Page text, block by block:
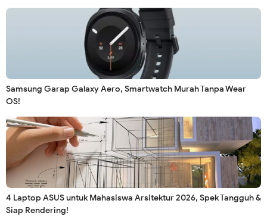
Samsung Garap Galaxy Aero, Smartwatch Murah Tanpa Wear
OS!
4 Laptop ASUS untuk Mahasiswa Arsitektur 2026, Spek Tangguh &
Siap Rendering!